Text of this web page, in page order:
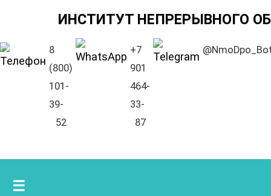
ИНСТИТУТ НЕПРЕРЫВНОГО
8
(800)
101-
39-
52
+7
901
464-
33-
87
☰